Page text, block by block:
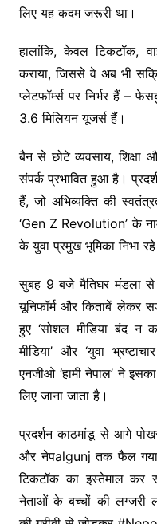
लिए यह कदम जरूरी था।
हालांकि, केवल टिकटॉक,
कराया, जिससे वे अब भी
प्लेटफॉर्म्स पर निर्भर हैं –
3.6 मिलियन यूजर्स हैं।
बैन से छोटे व्यवसाय, शिक्षा
संपर्क प्रभावित हुआ है।
हैं, जो अभिव्यक्ति की
‘Gen Z Revolution’ के
के युवा प्रमुख भूमिका निभा
सुबह 9 बजे मैतिघर मंडला से
यूनिफॉर्म और किताबें लेकर
हुए ‘सोशल मीडिया बंद न
मीडिया’ और ‘युवा
एनजीओ ‘हामी नेपाल’ ने
लिए जाना जाता है।
प्रदर्शन काठमांडू से आगे
और नेपalgunj तक फैल
टिकटॉक का इस्तेमाल कर
नेताओं के बच्चों की लग्जरी